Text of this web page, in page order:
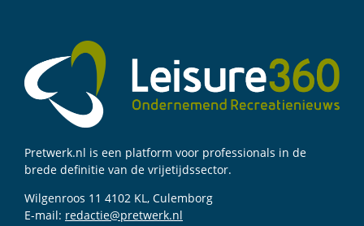
Pretwerk.nl is een platform voor professionals in de
brede definitie van de vrijetijdssector.
Wilgenroos 11 4102 KL, Culemborg
E-mail: redactie@pretwerk.nl